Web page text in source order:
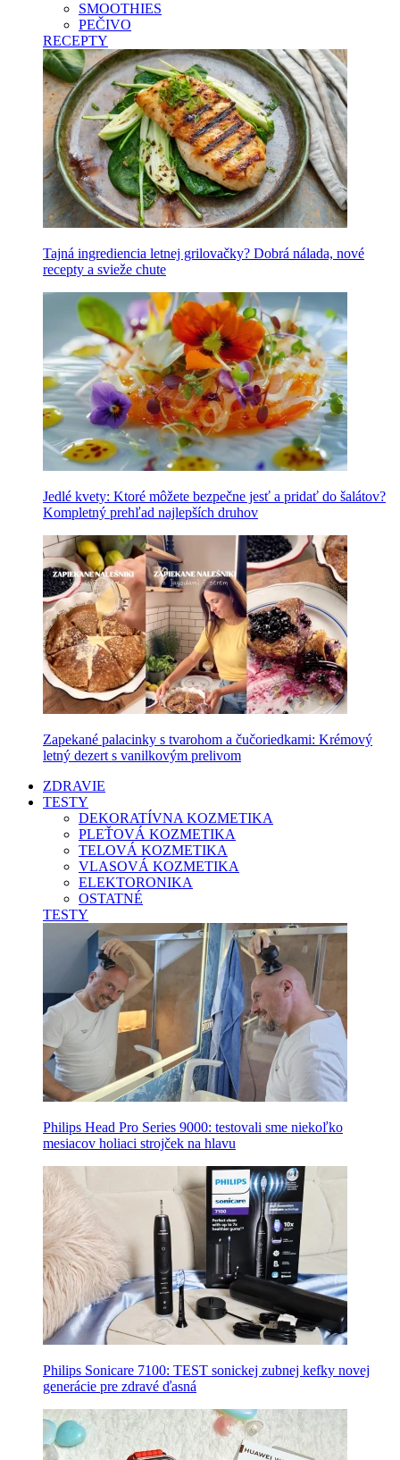
SMOOTHIES
PEČIVO
RECEPTY
Tajná ingrediencia letnej grilovačky? Dobrá nálada, nové
recepty a svieže chute
Jedlé kvety: Ktoré môžete bezpečne jesť a pridať do šalátov?
Kompletný prehľad najlepších druhov
Zapekané palacinky s tvarohom a čučoriedkami: Krémový
letný dezert s vanilkovým prelivom
ZDRAVIE
TESTY
DEKORATÍVNA KOZMETIKA
PLEŤOVÁ KOZMETIKA
TELOVÁ KOZMETIKA
VLASOVÁ KOZMETIKA
ELEKTORONIKA
OSTATNÉ
TESTY
Philips Head Pro Series 9000: testovali sme niekoľko
mesiacov holiaci strojček na hlavu
Philips Sonicare 7100: TEST sonickej zubnej kefky novej
generácie pre zdravé ďasná